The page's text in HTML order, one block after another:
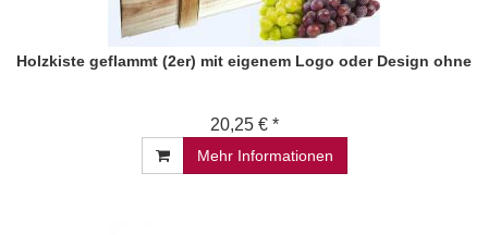
Holzkiste geflammt (2er) mit eigenem Logo oder Design ohne
20,25 € *
Mehr Informationen